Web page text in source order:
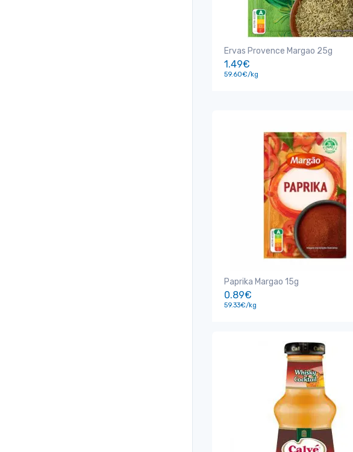
Ervas Provence Margao 25g
1.49€
59.60€/kg
Paprika Margao 15g
0.89€
59.33€/kg